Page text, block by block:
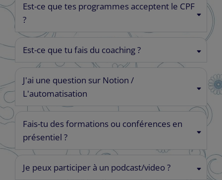
Est-ce que tes programmes acceptent le CPF
?
Est-ce que tu fais du coaching ?
J'ai une question sur Notion /
L'automatisation
Fais-tu des formations ou conférences en
présentiel ?
Je peux participer à un podcast/video ?